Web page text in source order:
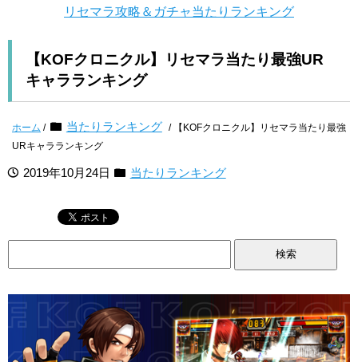
リセマラ攻略＆ガチャ当たりランキング
【KOFクロニクル】リセマラ当たり最強UR
キャラランキング
ホーム / 当たりランキング / 【KOFクロニクル】リセマラ当たり最強
URキャラランキング
2019年10月24日 当たりランキング